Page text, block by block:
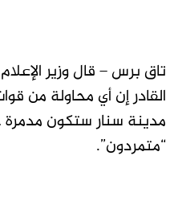
تاق برس – قال وزير
القادر إن أي محاولة من
مدينة سنار ستكون
“متمردون”.